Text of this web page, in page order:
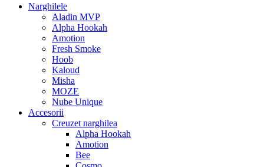
Narghilele
Aladin MVP
Alpha Hookah
Amotion
Fresh Smoke
Hoob
Kaloud
Misha
MOZE
Nube Unique
Accesorii
Creuzet narghilea
Alpha Hookah
Amotion
Bee